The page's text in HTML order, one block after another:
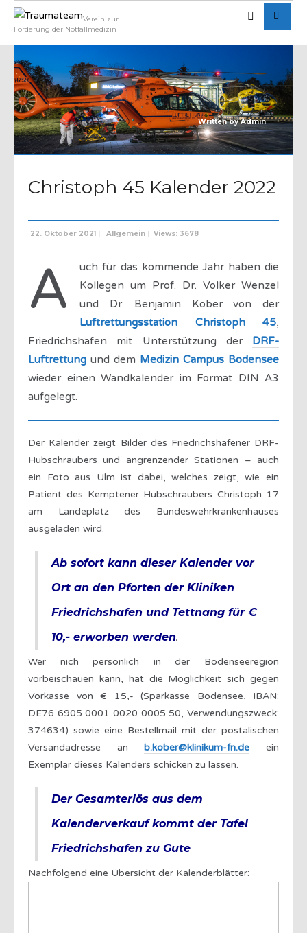
Verein zur
Förderung der Notfallmedizin
Written byAdmin
Christoph 45 Kalender 2022
22. Oktober 2021 Allgemein Views: 3678
A
uch für das kommende Jahr haben die
Kollegen um Prof. Dr. Volker Wenzel
und Dr. Benjamin Kober von der
Luftrettungsstation Christoph 45,
Friedrichshafen mit Unterstützung der DRF-
Luftrettung und dem Medizin Campus Bodensee
wieder einen Wandkalender im Format DIN A3
aufgelegt.
Der Kalender zeigt Bilder des Friedrichshafener DRF-
Hubschraubers und angrenzender Stationen – auch
ein Foto aus Ulm ist dabei, welches zeigt, wie ein
Patient des Kemptener Hubschraubers Christoph 17
am Landeplatz des Bundeswehrkrankenhauses
ausgeladen wird.
Ab sofort kann dieser Kalender vor
Ort an den Pforten der Kliniken
Friedrichshafen und Tettnang für €
10,- erworben werden.
Wer nich persönlich in der Bodenseeregion
vorbeischauen kann, hat die Möglichkeit sich gegen
Vorkasse von € 15,- (Sparkasse Bodensee, IBAN:
DE76 6905 0001 0020 0005 50, Verwendungszweck:
374634) sowie eine Bestellmail mit der postalischen
Versandadresse anb.kober@klinikum-fn.de ein
Exemplar dieses Kalenders schicken zu lassen.
Der Gesamterlös aus dem
Kalenderverkauf kommt der Tafel
Friedrichshafen zu Gute
Nachfolgend eine Übersicht der Kalenderblätter: